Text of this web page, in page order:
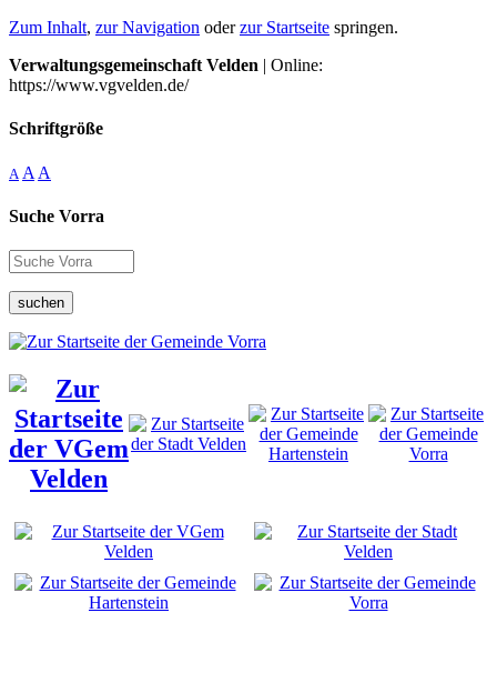
Zum Inhalt, zur Navigation oderzur Startseite springen.
Verwaltungsgemeinschaft Velden | Online:
https://www.vgvelden.de/
Schriftgröße
A A A
Suche Vorra
suchen